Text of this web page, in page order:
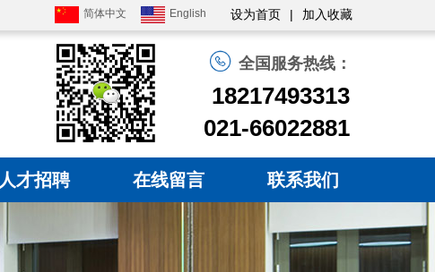
简体中文 English 设为首页 | 加入收藏
全国服务热线：
18217493313
021-66022881
人才招聘 在线留言 联系我们